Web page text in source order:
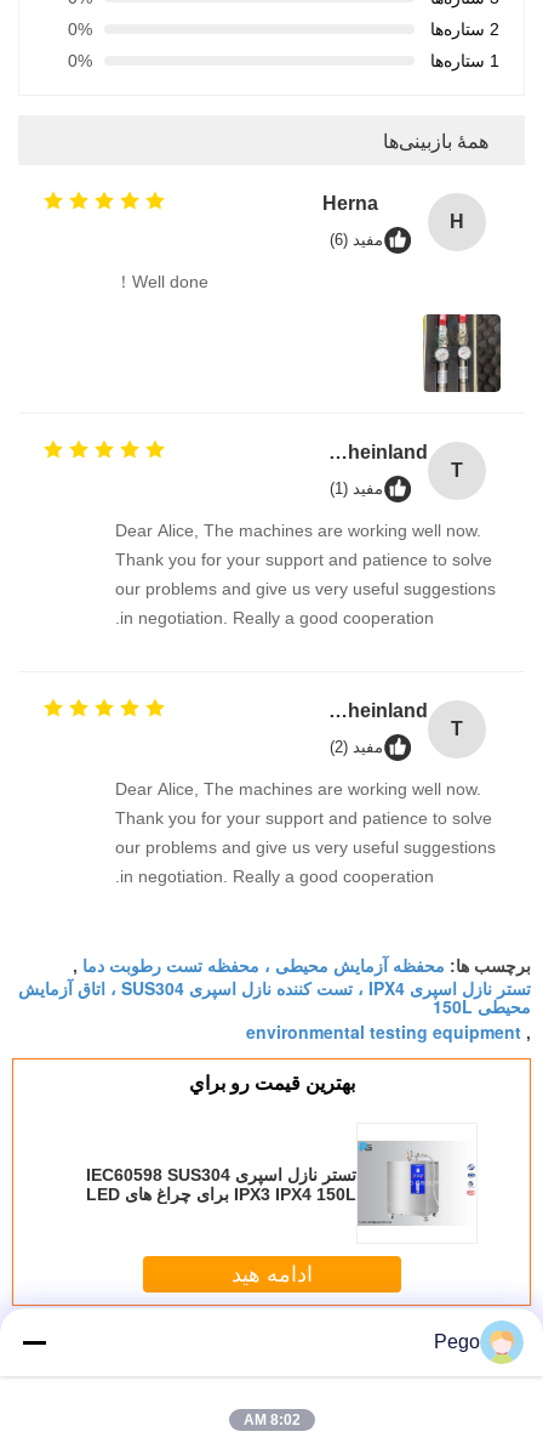
2 ستاره‌ها
0%
1 ستاره‌ها
0%
همهٔ بازبینی‌ها
H
Herna
مفید (6)
Well done！
T
TUV Rheinland
مفید (1)
Dear Alice, The machines are working well now.
Thank you for your support and patience to solve
our problems and give us very useful suggestions
in negotiation. Really a good cooperation.
T
TUV Rheinland
مفید (2)
Dear Alice, The machines are working well now.
Thank you for your support and patience to solve
our problems and give us very useful suggestions
in negotiation. Really a good cooperation.
برچسب ها: محفظه آزمایش محیطی ، محفظه تست رطوبت دما ,
تستر نازل اسپری IPX4 ، تست کننده نازل اسپری SUS304 ، اتاق آزمایش
محیطی 150L
,
environmental testing equipment
بهترين قيمت رو براي
تستر نازل اسپری IEC60598 SUS304
IPX3 IPX4 150L برای چراغ های LED
ادامه هید
بیش تجهیزات آزمون محیط زیست
Pego
8:02 AM